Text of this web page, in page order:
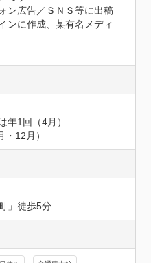
ン広告／ＳＮＳ等に出稿
ンに作成、某有名メディ
年1回（4月）
12月）
」徒歩5分